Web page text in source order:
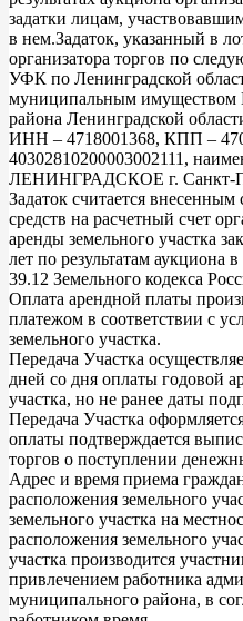
задатки лицам,
в нем.Задаток, указанный в
организатора торгов по
УФК по Ленинградской
муниципальным имуществом
района Ленинградской
ИНН – 4718001368, КПП –
40302810200003002111,
ЛЕНИНГРАДСКОЕ г. Санкт-
Задаток считается
средств на расчетный счет
аренды земельного участка
лет по результатам аукциона
39.12 Земельного кодекса
Оплата арендной платы
платежом в соответствии с
земельного участка.
Передача Участка
дней со дня оплаты годовой
участка, но не ранее даты
Передача Участка
оплаты подтверждается
торгов о поступлении
Адрес и время приема
расположения земельного
земельного участка на
расположения земельного
участка производится
привлечением работника
муниципального района, в